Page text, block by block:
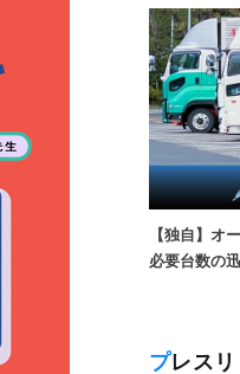
【独自】オ
必要台数の
プレス